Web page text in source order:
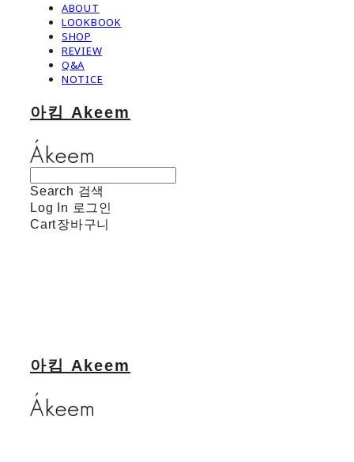
ABOUT
LOOKBOOK
SHOP
REVIEW
Q&A
NOTICE
아킴 Akeem
Search 검색
Log In 로그인
Cart장바구니
아킴 Akeem